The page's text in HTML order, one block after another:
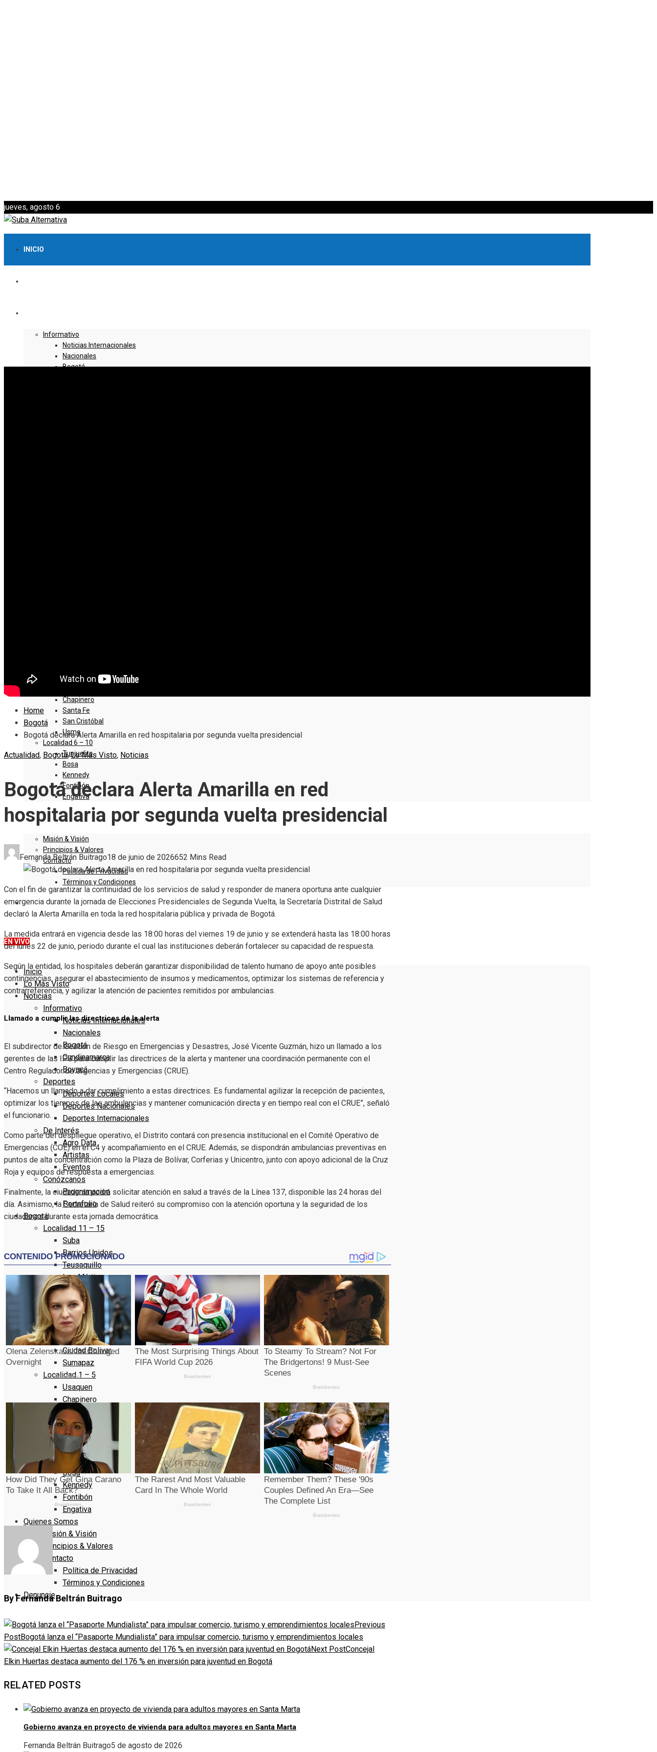
jueves, agosto 6
INICIO
Informativo
Noticias Internacionales
Nacionales
Bogotá
Localidad 1 – 5
Chapinero
Santa Fe
San Cristóbal
Usme
Localidad 6 – 10
Tunjuelito
Bosa
Kennedy
Fontibón
Engativa
QUIENES SOMOS
Misión & Visión
Principios & Valores
Contacto
Política de Privacidad
Términos y Condiciones
DENUNCIE
EN VIVO
Inicio
Lo Más Visto
Noticias
Informativo
Noticias Internacionales
Nacionales
Bogotá
Cundinamarca
Boyacá
Deportes
Deportes Locales
Deportes Nacionales
Deportes Internacionales
De Interés
Agro Data
Artistas
Eventos
Conózcanos
Programacion
Portafolio
Bogotá
Localidad 11 – 15
Suba
Barrios Unidos
Teusaquillo
Los Mártires
Antonio Nariño
Localidad 16 – 20
Puente Aranda
La Candelaria
Rafael Uribe Uribe
Ciudad Bolivar
Sumapaz
Localidad 1 – 5
Usaquen
Chapinero
Santa Fe
San Cristóbal
Usme
Localidad 6 – 10
Tunjuelito
Bosa
Kennedy
Fontibón
Engativa
Quienes Somos
Misión & Visión
Principios & Valores
Contacto
Política de Privacidad
Términos y Condiciones
Denuncie
Home
Bogotá
Bogotá declara Alerta Amarilla en red hospitalaria por segunda vuelta presidencial
Actualidad, Bogotá,Lo Más Visto, Noticias
Bogotá declara Alerta Amarilla en red
hospitalaria por segunda vuelta presidencial
Fernanda Beltrán Buitrago18 de junio de 2026652 Mins Read
Con el fin de garantizar la continuidad de los servicios de salud y responder de manera oportuna ante cualquier
emergencia durante la jornada de Elecciones Presidenciales de Segunda Vuelta, la Secretaría Distrital de Salud
declaró la Alerta Amarilla en toda la red hospitalaria pública y privada de Bogotá.
La medida entrará en vigencia desde las 18:00 horas del viernes 19 de junio y se extenderá hasta las 18:00 horas
del lunes 22 de junio, periodo durante el cual las instituciones deberán fortalecer su capacidad de respuesta.
Según la entidad, los hospitales deberán garantizar disponibilidad de talento humano de apoyo ante posibles
contingencias, asegurar el abastecimiento de insumos y medicamentos, optimizar los sistemas de referencia y
contrarreferencia, y agilizar la atención de pacientes remitidos por ambulancias.
Llamado a cumplir las directrices de la alerta
El subdirector de Gestión de Riesgo en Emergencias y Desastres, José Vicente Guzmán, hizo un llamado a los
gerentes de las IPS para cumplir las directrices de la alerta y mantener una coordinación permanente con el
Centro Regulador de Urgencias y Emergencias (CRUE).
“Hacemos un llamado a dar cumplimiento a estas directrices. Es fundamental agilizar la recepción de pacientes,
optimizar los tiempos de las ambulancias y mantener comunicación directa y en tiempo real con el CRUE”, señaló
el funcionario.
Como parte del despliegue operativo, el Distrito contará con presencia institucional en el Comité Operativo de
Emergencias (COE) en el C4 y acompañamiento en el CRUE. Además, se dispondrán ambulancias preventivas en
puntos de alta concentración como la Plaza de Bolívar, Corferias y Unicentro, junto con apoyo adicional de la Cruz
Roja y equipos de respuesta a emergencias.
Finalmente, la ciudadanía podrá solicitar atención en salud a través de la Línea 137, disponible las 24 horas del
día. Asimismo, la Secretaría de Salud reiteró su compromiso con la atención oportuna y la seguridad de los
ciudadanos durante esta jornada democrática.
By Fernanda Beltrán Buitrago
Previous
PostBogotá lanza el “Pasaporte Mundialista” para impulsar comercio, turismo y emprendimientos locales
Next PostConcejal
Elkin Huertas destaca aumento del 176 % en inversión para juventud en Bogotá
RELATED POSTS
Gobierno avanza en proyecto de vivienda para adultos mayores en Santa Marta
Fernanda Beltrán Buitrago5 de agosto de 2026